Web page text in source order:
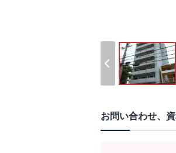
お問い合わせ、